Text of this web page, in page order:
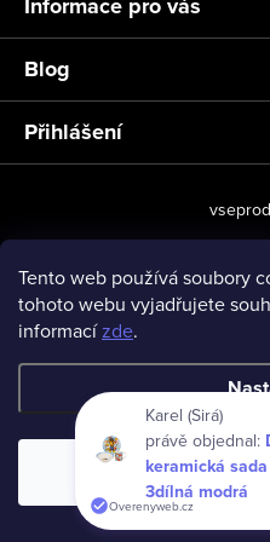
Tento web používá soubory
tohoto webu vyjadřujete
informacízde.
Blog
Přihlášení
Copyright 2026
Karel (Sirá)
právě objednal:
keramická
3dílná modrá
Overenyweb.cz